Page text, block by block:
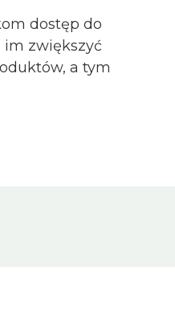
dostęp do
im zwiększyć
a tym